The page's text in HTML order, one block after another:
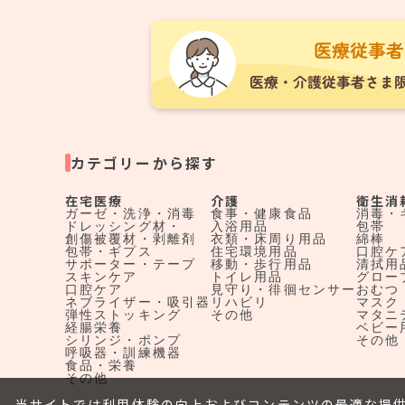
カテゴリーから探す
在宅医療
ガーゼ・洗浄・消毒
ドレッシング材・
創傷被覆材・剥離剤
包帯・ギプス
サポーター・テープ
スキンケア
口腔ケア
ネブライザー・吸引器
弾性ストッキング
経腸栄養
シリンジ・ポンプ
呼吸器・訓練機器
食品・栄養
その他
介護
食事・健康食品
入浴用品
衣類・床周り用品
住宅環境用品
移動・歩行用品
トイレ用品
見守り・徘徊センサー
リハビリ
その他
衛生消
消毒・
包帯
綿棒
口腔ケ
清拭用
グロー
おむつ
マスク
マタニ
ベビー
その他